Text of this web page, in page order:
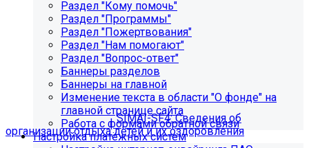
Как добавить раздел "Сведения об
организации отдыха детей и их
оздоровления"?
Приобретите модульSIMAI-SF4: Сведения об
организации отдыха детей и их оздоровления
Раздел "Кому помочь"
Раздел "Программы"
Раздел "Пожертвования"
Раздел "Нам помогают"
Раздел "Вопрос-ответ"
Баннеры разделов
Баннеры на главной
Изменение текста в области "О фонде" на
главной странице сайта
Работа с формами обратной связи
Настройка платёжных систем